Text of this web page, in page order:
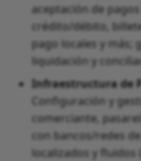
aceptación de
crédito/débito,
pago locales y más;
liquidación y
Infraestructura de
Configuración y
comerciante,
con bancos/redes
localizados y